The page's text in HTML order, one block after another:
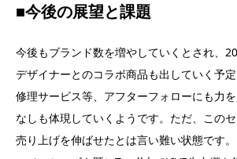
■今後の展望と課題
今後もブランド数を増やしていくとされ、
デザイナーとのコラボ商品も出していく予
修理サービス等、アフターフォローにも力
なしも体現していくようです。ただ、この
売り上げを伸ばせたとは言い難い状態です